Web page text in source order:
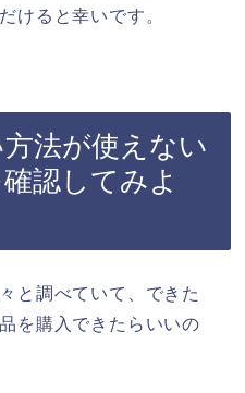
けると幸いです。
法が使えない
認してみよ
と調べていて、できた
を購入できたらいいの